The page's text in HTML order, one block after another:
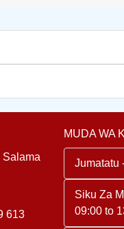
Salama
613
MUDA WA
Jumatatu
Siku Za
09:00 to